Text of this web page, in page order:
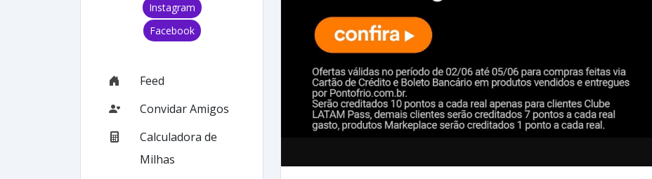
Instagram
Facebook
Feed
Convidar Amigos
Calculadora de
Milhas